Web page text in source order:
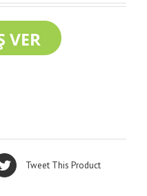
Tweet This Product